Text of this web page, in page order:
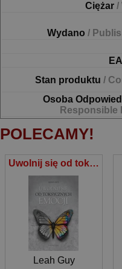
Ciężar /
Wydano /
Stan produktu /
Osoba
Responsible
POLECAMY!
Uwolnij się od toksycznych emocji
Leah Guy